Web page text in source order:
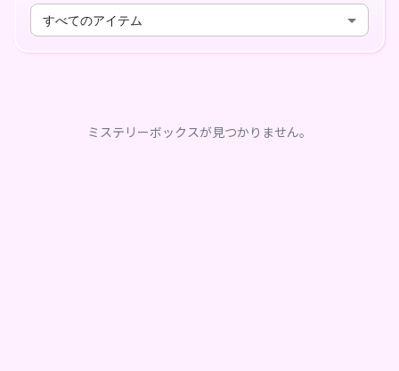
すべてのアイテム
ミステリーボックスが見つかりません。